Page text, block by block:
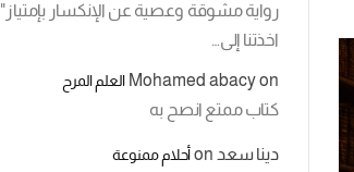
رواية مشوقة وعصية عن الإنكسار بإمتياز"
اخذتنا إلى…
Mohamed abacyon العلم المرح
كتاب ممتع انصح به
دينا سعد onأحلام ممنوعة